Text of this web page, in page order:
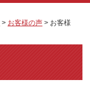
> お客様の声 > お客様